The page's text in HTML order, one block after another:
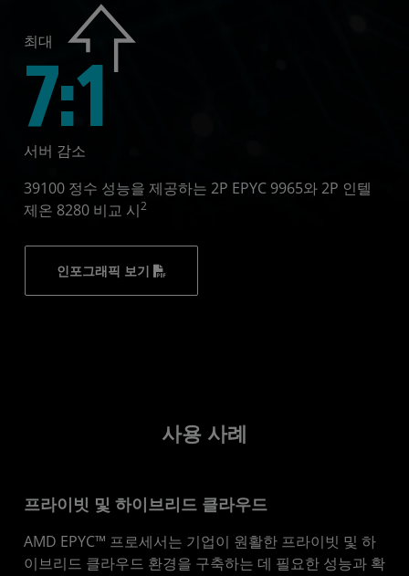
최대
7:1
서버 감소
39100 정수 성능을 제공하는 2P EPYC 9965와 2P 인텔
제온 8280 비교 시2
인포그래픽 보기
사용 사례
프라이빗 및 하이브리드 클라우드
AMD EPYC™ 프로세서는 기업이 원활한 프라이빗 및 하
이브리드 클라우드 환경을 구축하는 데 필요한 성능과 확